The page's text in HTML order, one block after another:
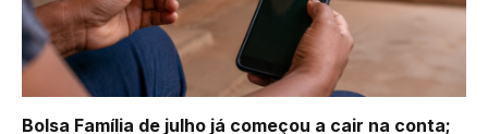
Bolsa Família de julho já começou a cair na conta;